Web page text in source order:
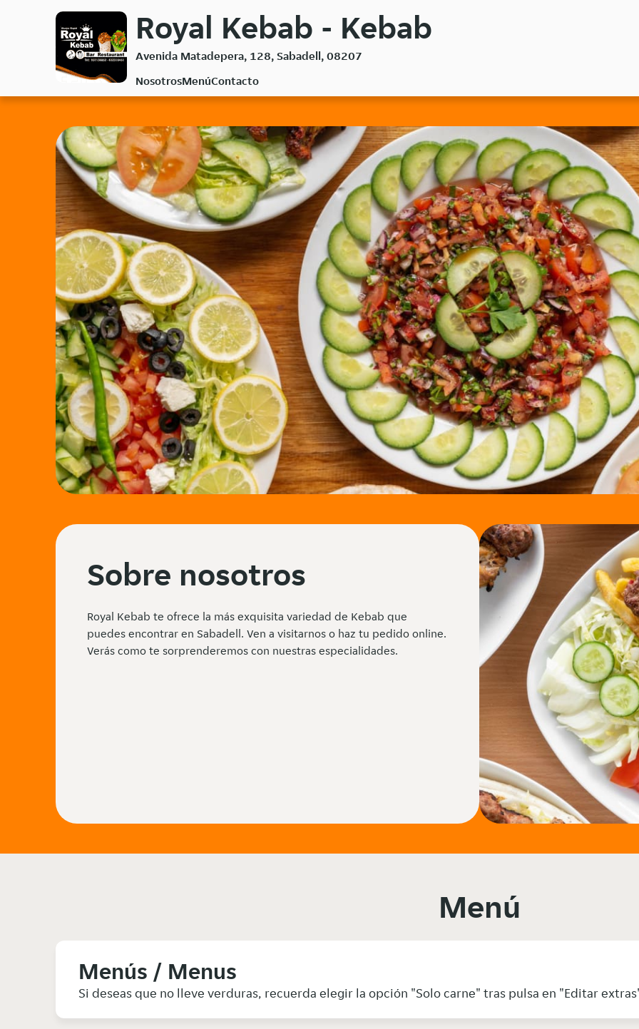
Royal Kebab - Kebab
Avenida Matadepera, 128, Sabadell, 08207
NosotrosMenúContacto
Sobre nosotros
Royal Kebab te ofrece la más exquisita variedad de Kebab que
puedes encontrar en Sabadell. Ven a visitarnos o haz tu pedido online.
Verás como te sorprenderemos con nuestras especialidades.
Menú
Menús / Menus
Si deseas que no lleve verduras, recuerda elegir la opción "Solo carne" tras pulsa en "Editar